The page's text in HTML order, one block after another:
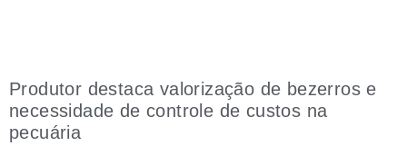
Produtor destaca valorização de bezerros e
necessidade de controle de custos na
pecuária